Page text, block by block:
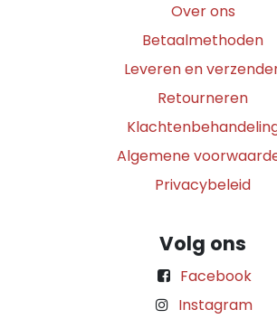
Over ons
Betaalmethoden
Leveren en
Retourneren
Algemene
Privacybeleid
Volg ons
Facebook
Instagram